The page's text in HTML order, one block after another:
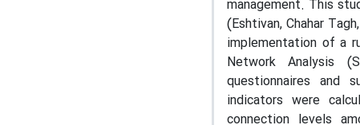
management. This
(Eshtivan, Chahar
implementation of a
Network Analysis
questionnaires and
indicators were
connection levels